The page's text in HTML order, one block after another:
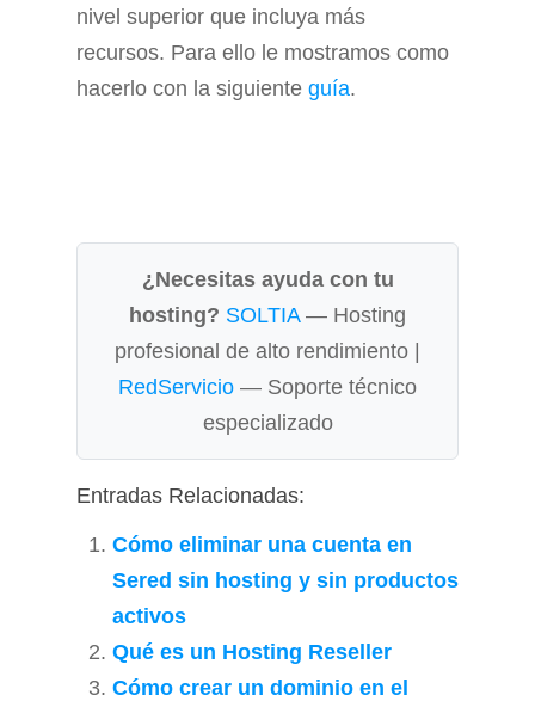
nivel superior que incluya más
recursos. Para ello le mostramos como
hacerlo con la siguiente guía.
¿Necesitas ayuda con tu
hosting? SOLTIA— Hosting
profesional de alto rendimiento |
RedServicio — Soporte técnico
especializado
Entradas Relacionadas:
Cómo eliminar una cuenta en
Sered sin hosting y sin productos
activos
Qué es un Hosting Reseller
Cómo crear un dominio en el